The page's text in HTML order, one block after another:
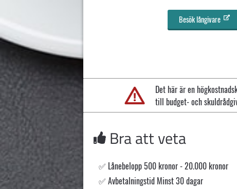
Besök långivare
Det här är en
till budget- och
Bra att veta
Lånebelopp 500 kronor - 20.000 kronor
Avbetalningstid Minst 30 dagar